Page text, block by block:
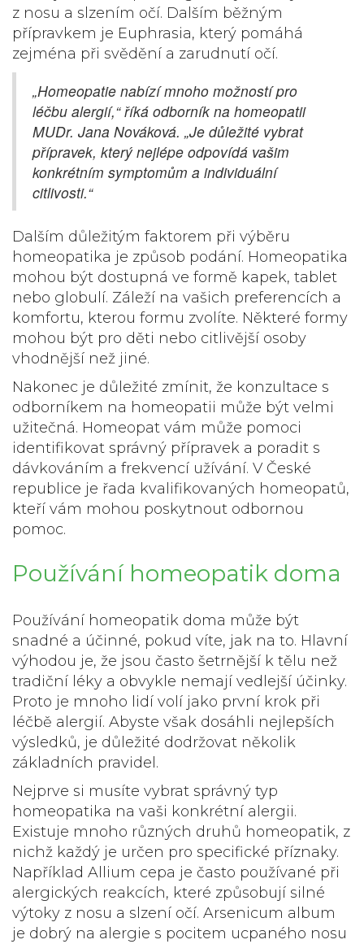
z nosu a slzením očí. Dalším běžným
přípravkem je Euphrasia, který pomáhá
zejména při svědění a zarudnutí očí.
„Homeopatie nabízí mnoho možností pro
léčbu alergií,“ říká odborník na homeopatii
MUDr. Jana Nováková. „Je důležité vybrat
přípravek, který nejlépe odpovídá vašim
konkrétním symptomům a individuální
citlivosti.“
Dalším důležitým faktorem při výběru
homeopatika je způsob podání. Homeopatika
mohou být dostupná ve formě kapek, tablet
nebo globulí. Záleží na vašich preferencích a
komfortu, kterou formu zvolíte. Některé formy
mohou být pro děti nebo citlivější osoby
vhodnější než jiné.
Nakonec je důležité zmínit, že konzultace s
odborníkem na homeopatii může být velmi
užitečná. Homeopat vám může pomoci
identifikovat správný přípravek a poradit s
dávkováním a frekvencí užívání. V České
republice je řada kvalifikovaných homeopatů,
kteří vám mohou poskytnout odbornou
pomoc.
Používání homeopatik doma
Používání homeopatik doma může být
snadné a účinné, pokud víte, jak na to. Hlavní
výhodou je, že jsou často šetrnější k tělu než
tradiční léky a obvykle nemají vedlejší účinky.
Proto je mnoho lidí volí jako první krok při
léčbě alergií. Abyste však dosáhli nejlepších
výsledků, je důležité dodržovat několik
základních pravidel.
Nejprve si musíte vybrat správný typ
homeopatika na vaši konkrétní alergii.
Existuje mnoho různých druhů homeopatik, z
nichž každý je určen pro specifické příznaky.
Například Allium cepa je často používané při
alergických reakcích, které způsobují silné
výtoky z nosu a slzení očí. Arsenicum album
je dobrý na alergie s pocitem ucpaného nosu